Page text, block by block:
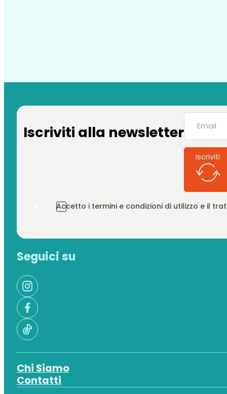
Iscriviti alla newsletter
Iscriviti
Accetto i termini e condizioni di utilizzo e il
Seguici su
Chi Siamo
Contatti